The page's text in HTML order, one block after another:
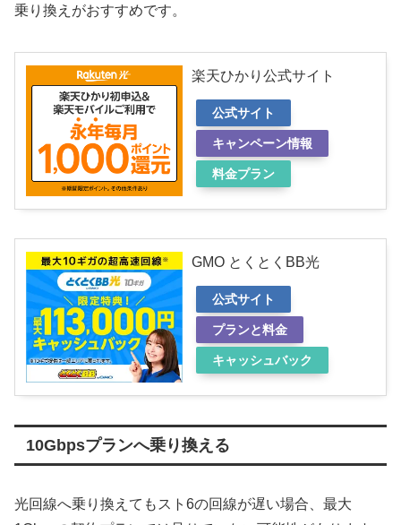
乗り換えがおすすめです。
楽天ひかり公式サイト
公式サイト
キャンペーン情報
料金プラン
GMO とくとくBB光
公式サイト
プランと料金
キャッシュバック
10Gbpsプランへ乗り換える
光回線へ乗り換えてもスト6の回線が遅い場合、最大